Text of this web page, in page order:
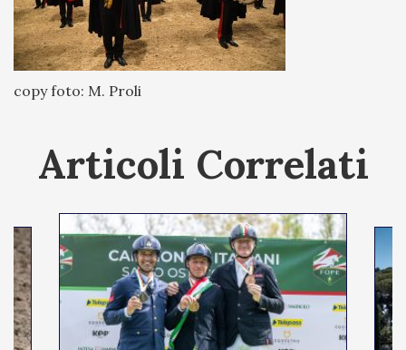
copy foto: M. Proli
Articoli Correlati